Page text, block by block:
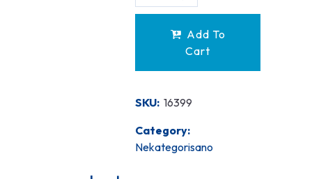
Add To
Cart
SKU: 16399
Category:
Nekategorisano